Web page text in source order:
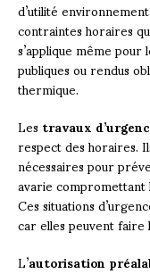
d’utilité
contraintes horaires
s’applique même
publiques ou rendus
thermique.
Lestravaux
respect des horaires.
nécessaires pour
avarie
Ces situations
car elles peuvent
L’autorisation